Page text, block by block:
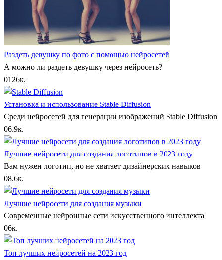
Раздеть девушку по фото с помощью нейросетей
А можно ли раздеть девушку через нейросеть?
0126к.
Установка и использование Stable Diffusion
Среди нейросетей для генерации изображений Stable Diffusion
06.9к.
Лучшие нейросети для создания логотипов в 2023 году
Вам нужен логотип, но не хватает дизайнерских навыков
08.6к.
Лучшие нейросети для создания музыки
Современные нейронные сети искусственного интеллекта
06к.
Топ лучших нейросетей на 2023 год